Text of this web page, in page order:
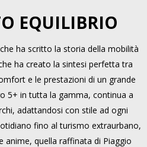
EQUILIBRIO
ha scritto la storia della mobilità
ha creato la sintesi perfetta tra
e le prestazioni di un grande
5+ in tutta la gamma, continua a
adattandosi con stile ad ogni
fino al turismo extraurbano,
anime, quella raffinata di Piaggio